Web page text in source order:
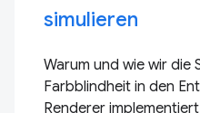
simulieren
Warum und wie wir die
Farbblindheit in den
Renderer